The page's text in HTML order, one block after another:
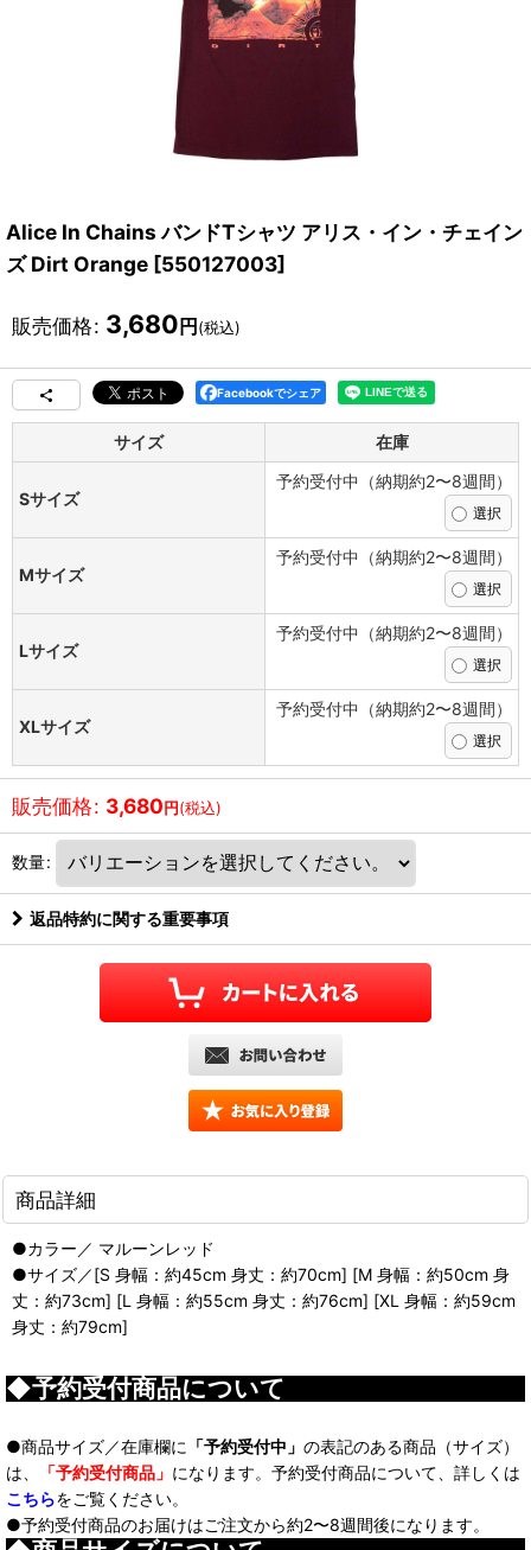
Alice In Chains バンドTシャツ アリス・イン・チェイン
ズ Dirt Orange [550127003]
販売価格: 3,680 円 (税込)
Facebookでシェア
サイズ 在庫
Sサイズ
予約受付中（納期約2〜8週間）
Mサイズ
予約受付中（納期約2〜8週間）
Lサイズ
予約受付中（納期約2〜8週間）
XLサイズ
予約受付中（納期約2〜8週間）
販売価格: 3,680円(税込)
数量:
返品特約に関する重要事項
商品詳細
●カラー／ マルーンレッド
●サイズ／[S 身幅：約45cm 身丈：約70cm] [M 身幅：約50cm 身
丈：約73cm] [L 身幅：約55cm 身丈：約76cm] [XL 身幅：約59cm
身丈：約79cm]
◆予約受付商品について
●商品サイズ／在庫欄に 「予約受付中」 の表記のある商品（サイズ）
は、
「予約受付商品」 になります。予約受付商品について、詳しくは
こちらをご覧ください。
●予約受付商品のお届けはご注文から約2〜8週間後になります。